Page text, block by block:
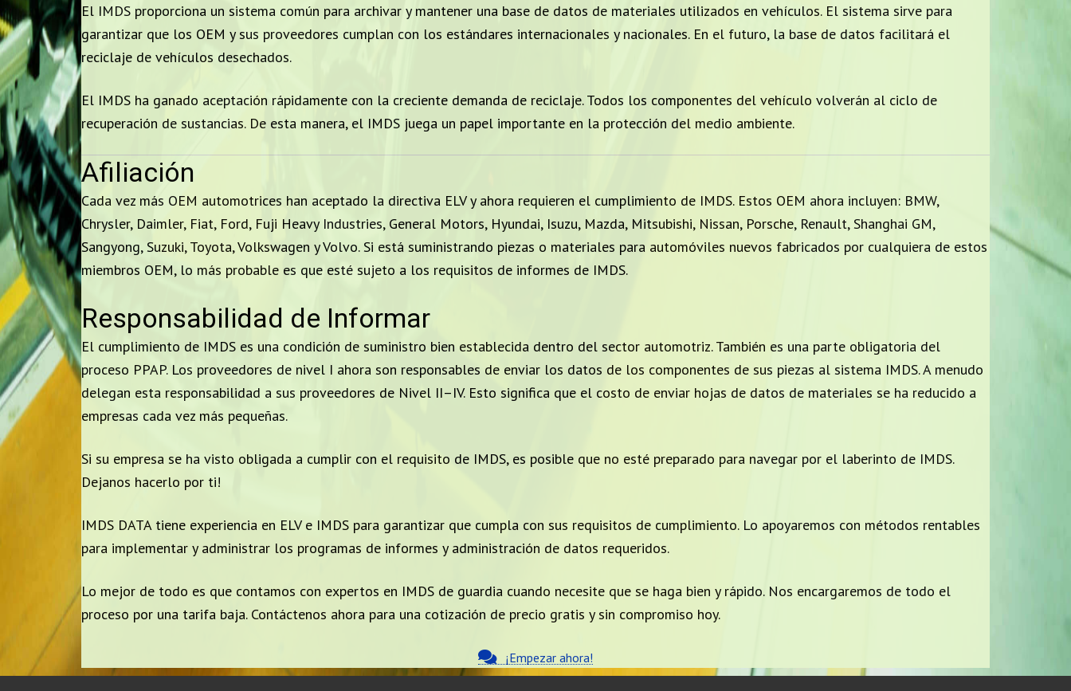
El IMDS proporciona un sistema común para archivar y mantener una base de datos de materiales utilizados en vehículos. El sistema sirve para
garantizar que los OEM y sus proveedores cumplan con los estándares internacionales y nacionales. En el futuro, la base de datos facilitará el
reciclaje de vehículos desechados.
El IMDS ha ganado aceptación rápidamente con la creciente demanda de reciclaje. Todos los componentes del vehículo volverán al ciclo de
recuperación de sustancias. De esta manera, el IMDS juega un papel importante en la protección del medio ambiente.
Afiliación
Cada vez más OEM automotrices han aceptado la directiva ELV y ahora requieren el cumplimiento de IMDS. Estos OEM ahora incluyen: BMW,
Chrysler, Daimler, Fiat, Ford, Fuji Heavy Industries, General Motors, Hyundai, Isuzu, Mazda, Mitsubishi, Nissan, Porsche, Renault, Shanghai GM,
Sangyong, Suzuki, Toyota, Volkswagen y Volvo. Si está suministrando piezas o materiales para automóviles nuevos fabricados por cualquiera de estos
miembros OEM, lo más probable es que esté sujeto a los requisitos de informes de IMDS.
Responsabilidad de Informar
El cumplimiento de IMDS es una condición de suministro bien establecida dentro del sector automotriz. También es una parte obligatoria del
proceso PPAP. Los proveedores de nivel I ahora son responsables de enviar los datos de los componentes de sus piezas al sistema IMDS. A menudo
delegan esta responsabilidad a sus proveedores de Nivel II–IV. Esto significa que el costo de enviar hojas de datos de materiales se ha reducido a
empresas cada vez más pequeñas.
Si su empresa se ha visto obligada a cumplir con el requisito de IMDS, es posible que no esté preparado para navegar por el laberinto de IMDS.
Dejanos hacerlo por ti!
IMDS DATA tiene experiencia en ELV e IMDS para garantizar que cumpla con sus requisitos de cumplimiento. Lo apoyaremos con métodos rentables
para implementar y administrar los programas de informes y administración de datos requeridos.
Lo mejor de todo es que contamos con expertos en IMDS de guardia cuando necesite que se haga bien y rápido. Nos encargaremos de todo el
proceso por una tarifa baja. Contáctenos ahora para una cotización de precio gratis y sin compromiso hoy.
¡Empezar ahora!